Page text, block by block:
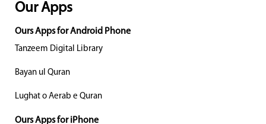
Our Apps
Ours Apps for Android Phone
Tanzeem Digital Library
Bayan ul Quran
Lughat o Aerab e Quran
Ours Apps for iPhone